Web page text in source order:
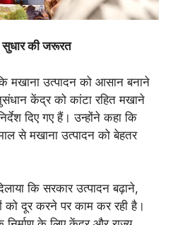
सुधार की जरूरत
मखाना उत्पादन को आसान बनाने
केंद्र को कांटा रहित मखाने
दिए गए हैं। उन्होंने कहा कि
से मखाना उत्पादन को बेहतर
कि सरकार उत्पादन बढ़ाने,
को दूर करने पर काम कर रही है।